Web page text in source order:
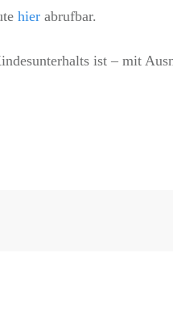
hier abrufbar.
ist – mit